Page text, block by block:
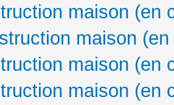
maison (en
maison
maison (en
maison (en